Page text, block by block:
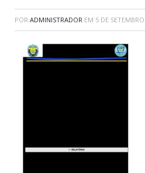
POR ADMINISTRADOR EM 5 DE